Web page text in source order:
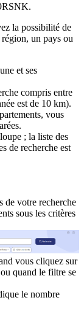
la possibilité de
un pays ou
et ses
compris entre
est de 10 km).
vous
; la liste des
de recherche est
de votre recherche
sous les critères
vous cliquez sur
quand le filtre se
le nombre